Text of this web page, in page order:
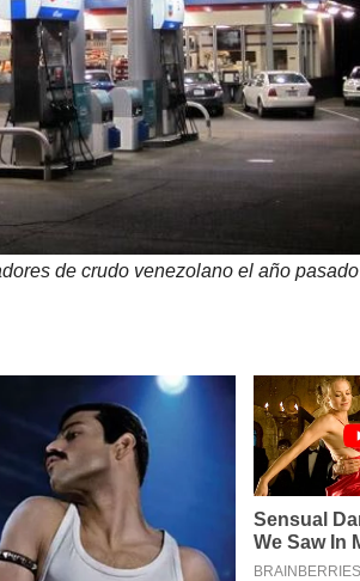
de crudo venezolano el año pasado